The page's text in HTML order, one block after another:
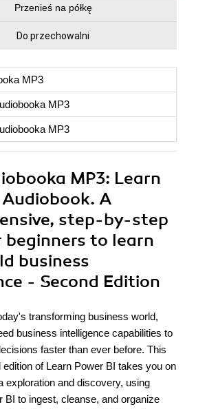
Przenieś na półkę
Do przechowalni
MP3
MP3
MP3
MP3: Learn
Audiobook. A
step-by-step
beginners to learn
business
- Second Edition
transforming business world,
business intelligence capabilities to
faster than ever before. This
edition of Learn Power BI takes you on
exploration and discovery, using
BI to ingest, cleanse, and organize